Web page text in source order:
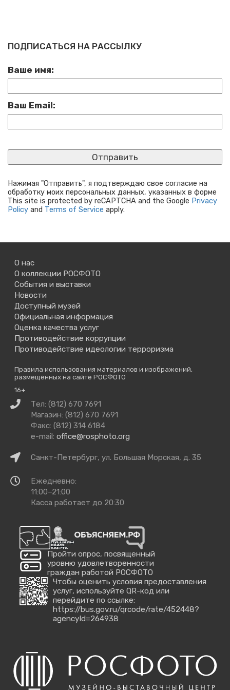
ПОДПИСАТЬСЯ НА РАССЫЛКУ
Ваше имя:
Ваш Email:
Нажимая "Отправить", я подтверждаю свое согласие на
обработку моих персональных данных, указанных в форме
This site is protected by reCAPTCHA and the Google Privacy
Policy and Terms of Service apply.
О нас
О коллекции РОСФОТО
События и выставки
Новости
Доступный музей
Официальная информация
Оценка качества услуг
Противодействие коррупции
Противодействие идеологии терроризма
Правила использования материалов и изображений,
размещённых на сайте РОСФОТО
16+
Связаться
нами
Тел: (812) 670 7691
Магазин: (812) 670 7691
Факс: (812) 314 6184
e-mail: office@rosphoto.org
КакСанкт-Петербург, ул. Большая Морская, д. 35
Время
работы
Ежедневно:
11:00–21:00
Касса работает до 20:30
Пройти опрос, посвященный
уровню удовлетворенности
граждан работой РОСФОТО
Чтобы оценить условия предоставления
услуг, используйте QR-код или
перейдите по ссылке:
https://bus.gov.ru/qrcode/rate/452448?
agencyId=264938